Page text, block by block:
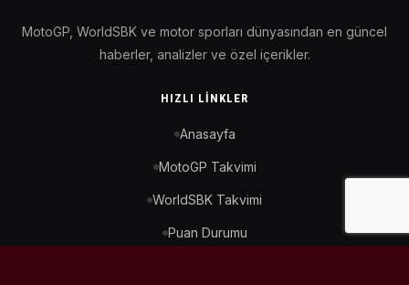
MotoGP, WorldSBK ve motor sporları dünyasından en güncel
haberler, analizler ve özel içerikler.
HIZLI LINKLER
Anasayfa
MotoGP Takvimi
WorldSBK Takvimi
Puan Durumu